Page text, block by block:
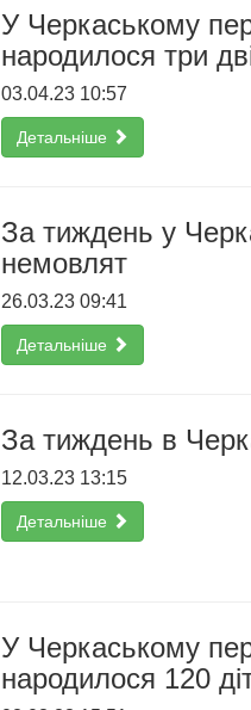
У Черкаському
народилося три
03.04.23 10:57
Детальніше
За тиждень у
немовлят
26.03.23 09:41
Детальніше
За тиждень в
12.03.23 13:15
Детальніше
У Черкаському
народилося 120